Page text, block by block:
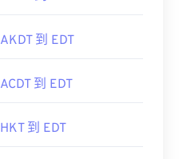
AKDT 到 EDT
ACDT 到 EDT
HKT 到 EDT